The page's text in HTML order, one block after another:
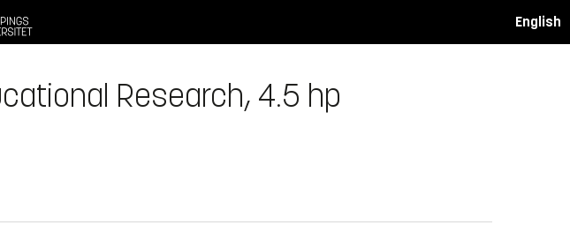
English
Research, 4.5 hp